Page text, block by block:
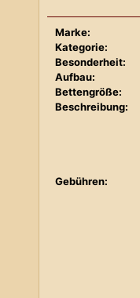
Marke:
Kategorie:
Besonderheit:
Aufbau:
Bettengröße:
Beschreibung:
Gebühren: